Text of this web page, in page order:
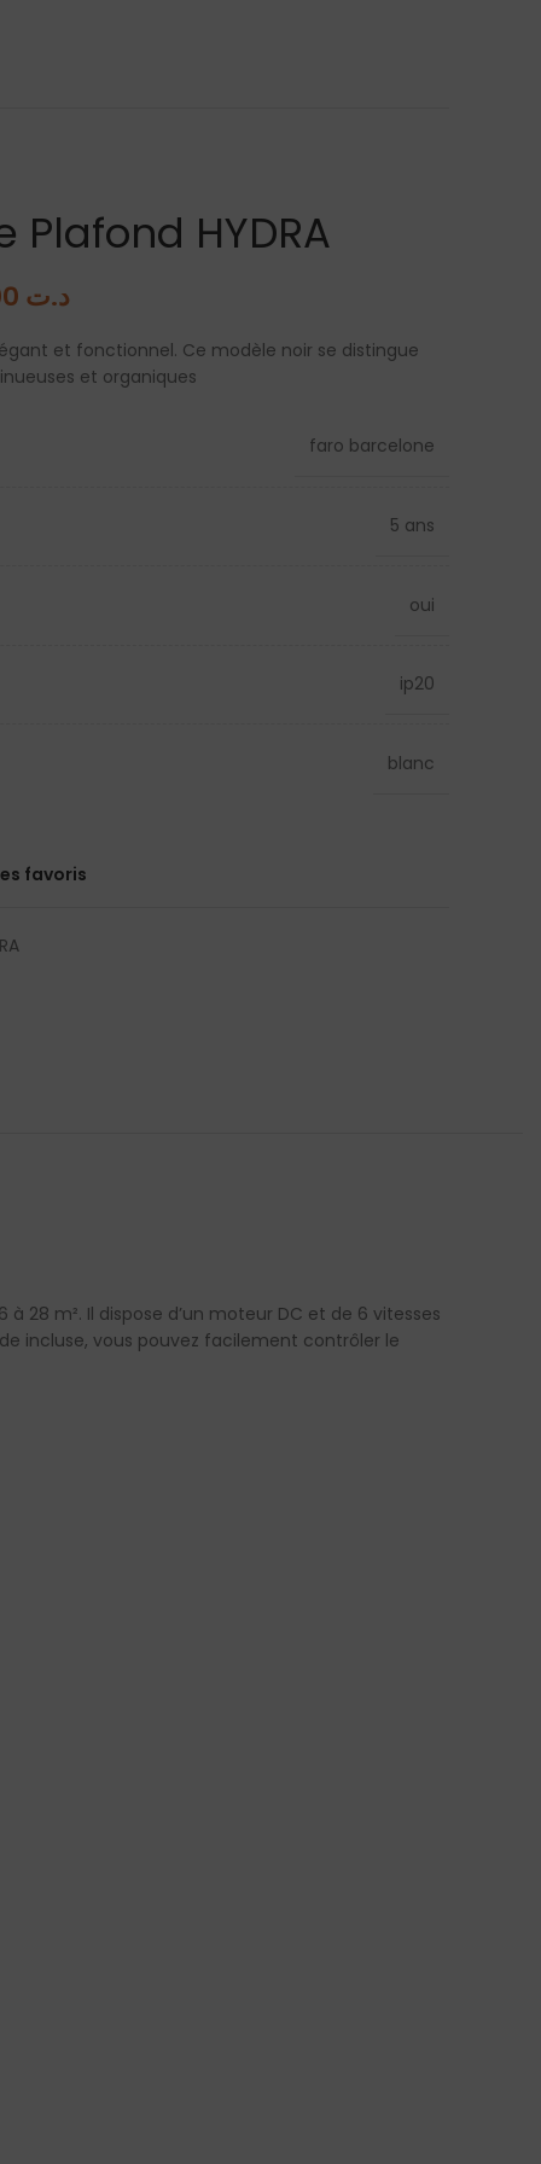
HYDRA
د.ت
et fonctionnel. Ce modèle noir se distingue
et organiques
faro barcelone
5 ans
oui
ip20
blanc
favoris
28 m². Il dispose d’un moteur DC et de 6 vitesses
incluse, vous pouvez facilement contrôler le